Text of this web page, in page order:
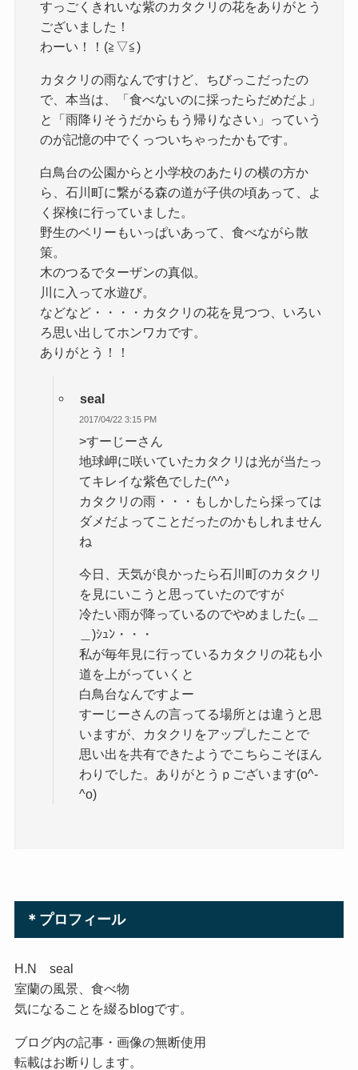
すっごくきれいな紫のカタクリの花をありがとう
ございました！
わーい！！(≧▽≦)
カタクリの雨なんですけど、ちびっこだったの
で、本当は、「食べないのに採ったらだめだよ」
と「雨降りそうだからもう帰りなさい」っていう
のが記憶の中でくっついちゃったかもです。
白鳥台の公園からと小学校のあたりの横の方か
ら、石川町に繋がる森の道が子供の頃あって、よ
く探検に行っていました。
野生のベリーもいっぱいあって、食べながら散
策。
木のつるでターザンの真似。
川に入って水遊び。
などなど・・・・カタクリの花を見つつ、いろい
ろ思い出してホンワカです。
ありがとう！！
seal
2017/04/22 3:15 PM
>すーじーさん
地球岬に咲いていたカタクリは光が当たっ
てキレイな紫色でした(^^♪
カタクリの雨・・・もしかしたら採っては
ダメだよってことだったのかもしれません
ね
今日、天気が良かったら石川町のカタクリ
を見にいこうと思っていたのですが
冷たい雨が降っているのでやめました(｡＿
＿)ｼｭﾝ・・・
私が毎年見に行っているカタクリの花も小
道を上がっていくと
白鳥台なんですよー
すーじーさんの言ってる場所とは違うと思
いますが、カタクリをアップしたことで
思い出を共有できたようでこちらこそほん
わりでした。ありがとうｐございます(o^-
^o)
＊プロフィール
H.N seal
室蘭の風景、食べ物
気になることを綴るblogです。
ブログ内の記事・画像の無断使用
転載はお断りします。